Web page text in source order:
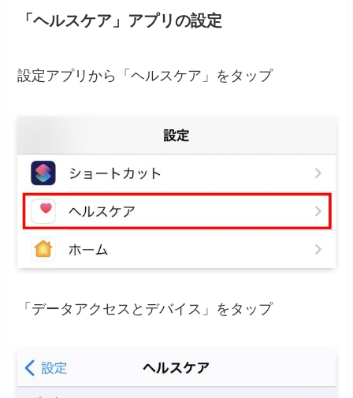
「ヘルスケア」アプリの設定
設定アプリから「ヘルスケア」をタップ
「データアクセスとデバイス」をタップ